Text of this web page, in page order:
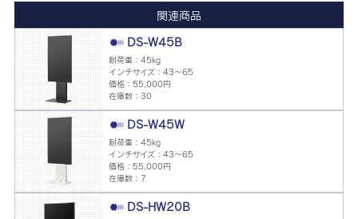
関連商品
DS-W45B
耐荷重：45kg
インチサイズ：43～65
価格：55,000円
在庫数：30
DS-W45W
耐荷重：45kg
インチサイズ：43～65
価格：55,000円
在庫数：7
DS-HW20B